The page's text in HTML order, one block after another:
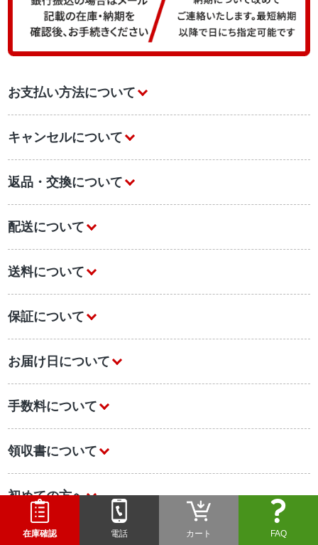
お支払い方法について
キャンセルについて
返品・交換について
配送について
送料について
保証について
お届け日について
手数料について
領収書について
初めての方へ
業務用エアコンについて
在庫確認 電話 カート FAQ